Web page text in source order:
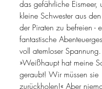
das gefährliche Eismeer,
kleine Schwester aus
der Piraten zu befreien -
fantastische
voll atemloser Spannung.
»Weißhaupt hat meine
geraubt! Wir müssen sie
zurückholen!« Aber